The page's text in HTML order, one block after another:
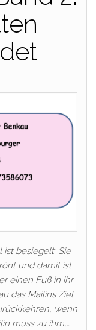
ist besiegelt: Sie
und damit ist
einen Fuß in ihr
das Mailins Ziel.
wenn
muss zu ihm,…